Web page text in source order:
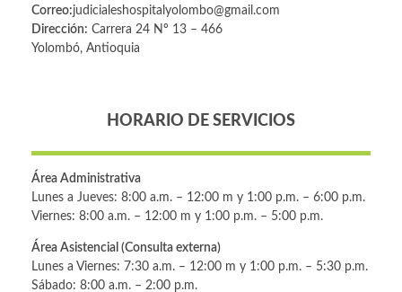
Correo:judicialeshospitalyolombo@gmail.com
Dirección: Carrera 24 Nº 13 – 466
Yolombó, Antioquia
HORARIO DE SERVICIOS
Área Administrativa
Lunes a Jueves: 8:00 a.m. – 12:00 m y 1:00 p.m. – 6:00 p.m.
Viernes: 8:00 a.m. – 12:00 m y 1:00 p.m. – 5:00 p.m.
Área Asistencial (Consulta externa)
Lunes a Viernes: 7:30 a.m. – 12:00 m y 1:00 p.m. – 5:30 p.m.
Sábado: 8:00 a.m. – 2:00 p.m.